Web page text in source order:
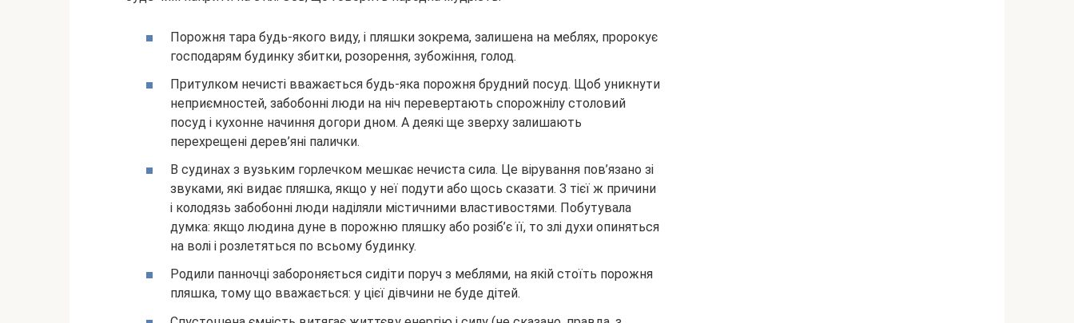
Порожня тара будь-якого виду, і пляшки зокрема, залишена на меблях, пророкує
господарям будинку збитки, розорення, зубожіння, голод.
Притулком нечисті вважається будь-яка порожня брудний посуд. Щоб уникнути
неприємностей, забобонні люди на ніч перевертають спорожнілу столовий
посуд і кухонне начиння догори дном. А деякі ще зверху залишають
перехрещені дерев’яні палички.
В судинах з вузьким горлечком мешкає нечиста сила. Це вірування пов’язано зі
звуками, які видає пляшка, якщо у неї подути або щось сказати. З тієї ж причини
і колодязь забобонні люди наділяли містичними властивостями. Побутувала
думка: якщо людина дуне в порожню пляшку або розіб’є її, то злі духи опиняться
на волі і розлетяться по всьому будинку.
Родили панночці забороняється сидіти поруч з меблями, на якій стоїть порожня
пляшка, тому що вважається: у цієї дівчини не буде дітей.